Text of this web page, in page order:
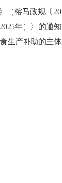
（榕马政规〔
年）〉的通
生产补助的主